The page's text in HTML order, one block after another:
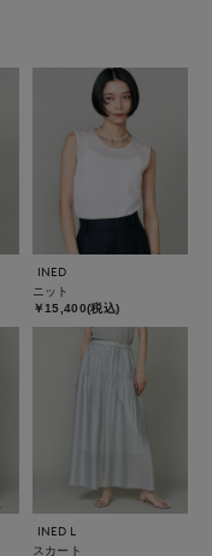
INED
ニット
￥15,400(税込)
INED L
スカート